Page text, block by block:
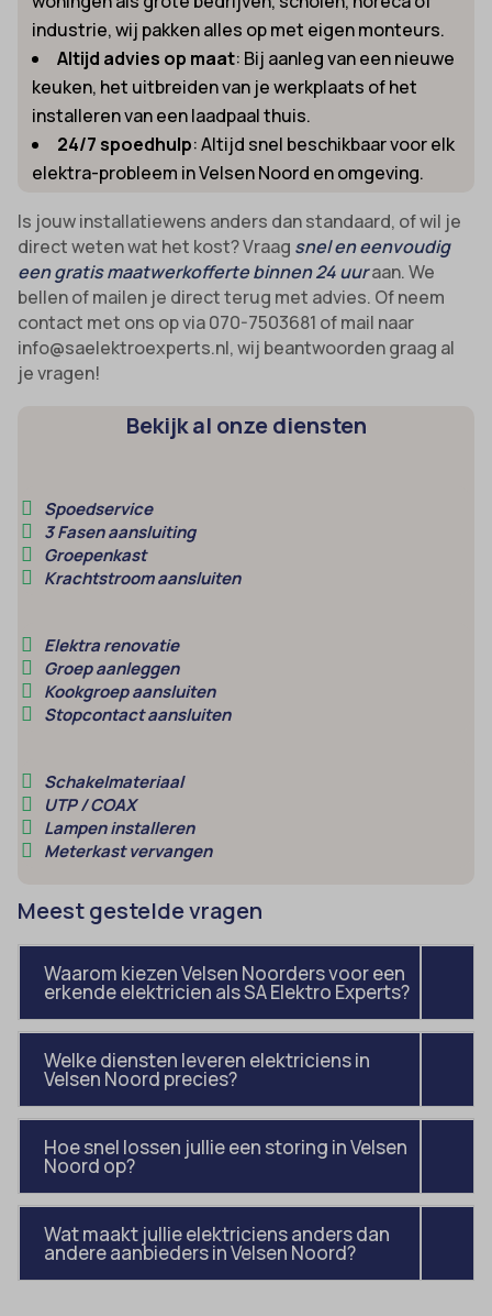
industrie, wij pakken alles op met eigen monteurs.
Altijd advies op maat: Bij aanleg van een nieuwe
keuken, het uitbreiden van je werkplaats of het
installeren van een laadpaal thuis.
24/7 spoedhulp: Altijd snel beschikbaar voor elk
elektra-probleem in Velsen Noord en omgeving.
Is jouw installatiewens anders dan standaard, of wil je
direct weten wat het kost? Vraag snel en eenvoudig
een gratis maatwerkofferte binnen 24 uuraan. We
bellen of mailen je direct terug met advies. Of neem
contact met ons op via 070-7503681 of mail naar
info@saelektroexperts.nl, wij beantwoorden graag al
je vragen!
Bekijk al onze diensten
Spoedservice
3 Fasen aansluiting
Groepenkast
Krachtstroom aansluiten
Elektra renovatie
Groep aanleggen
Kookgroep aansluiten
Stopcontact aansluiten
Schakelmateriaal
UTP / COAX
Lampen installeren
Meterkast vervangen
Meest gestelde vragen
Waarom kiezen Velsen Noorders voor een
erkende elektricien als SA Elektro Experts?
Welke diensten leveren elektriciens in
Velsen Noord precies?
Hoe snel lossen jullie een storing in Velsen
Noord op?
Wat maakt jullie elektriciens anders dan
andere aanbieders in Velsen Noord?
cmplz_banner-status
cmplz_consent_status
cmplz_consented_services
cmplz_functional
cmplz_marketing
cmplz_preferences
cmplz_statistics
CONSENT
cookie_notice_accepted
CookieConsent
cookielawinfo-checkbox-*
et-editor-available-post-*
et-pb-recent-items-colors
et-pb-recent-items-font_family
googtrans
gt_auto_switch
intercom-session-*
mhcookie
OptanonConsent
timezone
wordpress_test_cookie
wp-settings-*
wp-settings-time-*
wpl_viewed_cookie
_ga_*
analytics_cookies
mp_*_mixpanel
sajssdk_2015_cross_new_user
uc_user_interaction
uitgevers om gepersonaliseerde advertenties te tonen. Dit doen ze
Details weergeven
_gcl_au
_gcl_aw
intercom-device-id-*
Andere diensten
Deze categorie omvat alle cookies, domeinen en services die niet
in de andere specifieke categorieën vallen of niet duidelijk zijn
Details weergeven
__guid
_dd_s
_deCookiesConsent
_upscope__region
amp_*
av_lang
av_tunnel
borlabs-cookie
cato_fw_inet
cb-enabled
cli_cookie_consent
cookie_permission_granted
cookies_accepted
domain
et-recommend-sync-post-*
et-saving-post-*
euCookie
ezTOC_hidetoc-0